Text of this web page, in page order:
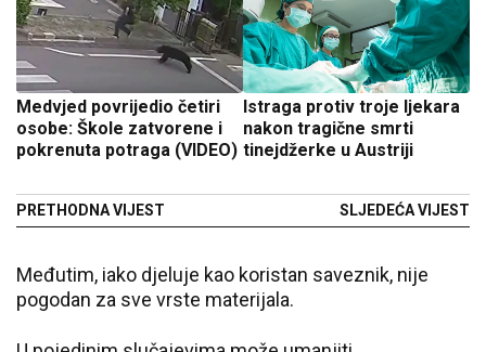
Medvjed povrijedio četiri
osobe: Škole zatvorene i
pokrenuta potraga (VIDEO)
PRETHODNA VIJEST
Istraga protiv troje ljekara
nakon tragične smrti
tinejdžerke u Austriji
SLJEDEĆA VIJEST
Međutim, iako djeluje kao koristan saveznik, nije
pogodan za sve vrste materijala.